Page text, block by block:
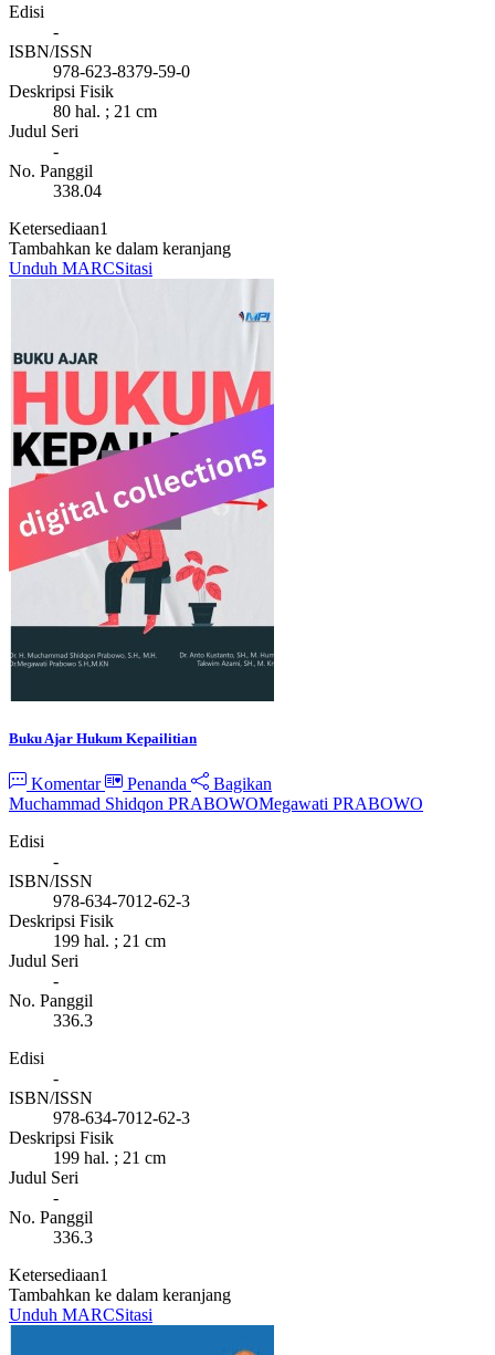
Edisi
-
ISBN/ISSN
978-623-8379-59-0
Deskripsi Fisik
80 hal. ; 21 cm
Judul Seri
-
No. Panggil
338.04
Ketersediaan1
Tambahkan ke dalam keranjang
Unduh MARCSitasi
Buku Ajar Hukum Kepailitian
Komentar Penanda
Bagikan
Muchammad Shidqon PRABOWOMegawati PRABOWO
Edisi
-
ISBN/ISSN
978-634-7012-62-3
Deskripsi Fisik
199 hal. ; 21 cm
Judul Seri
-
No. Panggil
336.3
Edisi
-
ISBN/ISSN
978-634-7012-62-3
Deskripsi Fisik
199 hal. ; 21 cm
Judul Seri
-
No. Panggil
336.3
Ketersediaan1
Tambahkan ke dalam keranjang
Unduh MARCSitasi